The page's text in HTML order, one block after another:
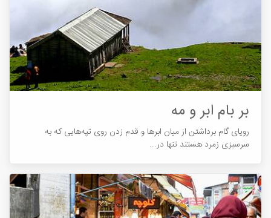
بر بام ابر و مه
رویای گام برداشتن از میان ابرها و قدم زدن روی تپه‌هایی که به
سرسبزی زمرد هستند تنها در...